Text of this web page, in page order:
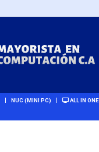
NUC (MINI PC) ALL IN ONE